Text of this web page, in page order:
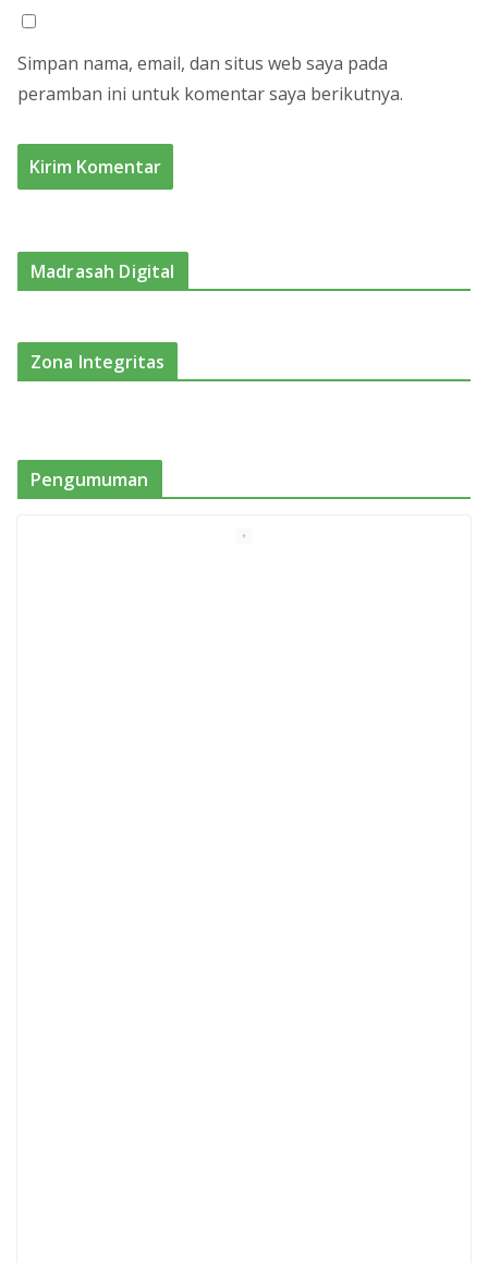
Simpan nama, email, dan situs web saya pada
peramban ini untuk komentar saya berikutnya.
Madrasah Digital
Zona Integritas
Pengumuman